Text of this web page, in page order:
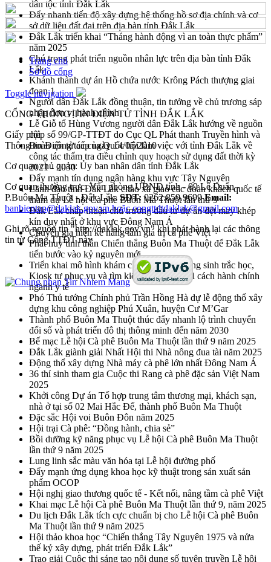
dân tộc tỉnh Đắk Lắk
Đẩy nhanh tiến độ xây dựng hệ thống hồ sơ địa chính và cơ
sở dữ liệu đất đai trên địa bàn tỉnh Đắk Lắk
Đắk Lắk triển khai “Tháng hành động vì an toàn thực phẩm”
năm 2025
Chú trọng phát triển nguồn nhân lực trên địa bàn tỉnh Đắk
Lắk
Khánh thành dự án Hồ chứa nước Krông Pách thượng giai
đoạn 1
Người dân Đắk Lắk đồng thuận, tin tưởng về chủ trương sáp
nhập đơn vị hành chính
Lễ Giỗ tổ Hùng Vương người dân Đắk Lắk hướng về nguồn
cội
Đoàn công tác của Quốc hội làm việc với tỉnh Đắk Lắk về
công tác thẩm tra điều chỉnh quy hoạch sử dụng đất thời kỳ
2021 - 2030
Đẩy mạnh tín dụng ngân hàng khu vực Tây Nguyên
Lãnh đạo tỉnh Đắk Lắk chào xã giao các đoàn khách quốc tế
tham dự Lễ hội Cà phê Buôn Ma Thuột lần thứ 9
Đắk Lắk chấp thuận chủ trương đầu tư dự án dệt may khép
kín duy nhất ở khu vực Đông Nam Á
Chuyên gia hiến kế nâng tầm giá trị cà phê Việt
Phát huy tinh thần Chiến thắng Buôn Ma Thuột để Đắk Lắk
tiến bước vào kỷ nguyên mới
Triển khai mô hình khám chữa bệnh sử dụng sinh trắc học,
Kiosk tự phục vụ và tìm kiếm sáng kiến cải cách hành chính
ngành y tế
Phó Thủ tướng Chính phủ Trần Hồng Hà dự lễ động thổ xây
dựng khu công nghiệp Phú Xuân, huyện Cư M’Gar
Thành phố Buôn Ma Thuột thúc đẩy nhanh lộ trình chuyển
đổi số và phát triển đô thị thông minh đến năm 2030
Bế mạc Lễ hội Cà phê Buôn Ma Thuột lần thứ 9 năm 2025
Đắk Lắk giành giải Nhất Hội thi Nhà nông đua tài năm 2025
Động thổ xây dựng Nhà máy cà phê lớn nhất Đông Nam Á
36 thí sinh tham gia Cuộc thi Rang cà phê đặc sản Việt Nam
2025
Khởi công Dự án Tổ hợp trung tâm thương mại, khách sạn,
nhà ở tại số 02 Mai Hắc Đế, thành phố Buôn Ma Thuột
Đặc sắc Hội voi Buôn Đôn năm 2025
Hội trại Cà phê: “Đồng hành, chia sẻ”
Bồi dưỡng kỹ năng phục vụ Lễ hội Cà phê Buôn Ma Thuột
lần thứ 9 năm 2025
Lung linh sắc màu văn hóa tại Lễ hội đường phố
Đẩy mạnh ứng dụng khoa học kỹ thuật trong sản xuất sản
phẩm OCOP
Hội nghị giao thương quốc tế - Kết nối, nâng tầm cà phê Việt
Khai mạc Lễ hội Cà phê Buôn Ma Thuột lần thứ 9, năm 2025
Du lịch Đắk Lắk tích cực chuẩn bị cho Lễ hội Cà phê Buôn
Ma Thuột lần thứ 9 năm 2025
Hội thảo khoa học “Chiến thắng Tây Nguyên 1975 và nửa
thế kỷ xây dựng, phát triển Đắk Lắk”
Trao giải Cuộc thi sáng tạo nội dung số tuyên truyền Lễ hội
Trang chủ
Sơ đồ cổng
Toggle navigation
CỔNG THÔNG TIN ĐIỆN TỬ TỈNH ĐẮK LẮK
Giấy phép số 99/GP-TTĐT do Cục QL Phát thanh Truyền hình và
Thông tin Điện tử cấp ngày 14/05/2010
Cơ quan chủ quản: Ủy ban nhân dân tỉnh Đắk Lắk
Cơ quan thường trực: Văn phòng UBND tỉnh - 09 Lê Duẩn -
P.Buôn Ma Thuột - Đắk Lắk. SĐT: 0262.859.9699Email:
banbientap@daklak.gov.vn hoặc congttdtdaklak@gmail.com
Ghi rõ nguồn tin "http://daklak.gov.vn" khi phát hành lại các thông
tin từ Cổng TTĐT này